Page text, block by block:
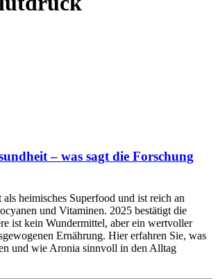
– was sagt die Forschung
heimisches Superfood und ist reich an
und Vitaminen. 2025 bestätigt die
ist kein Wundermittel, aber ein wertvoller
Ernährung. Hier erfahren Sie, was
und wie Aronia sinnvoll in den Alltag